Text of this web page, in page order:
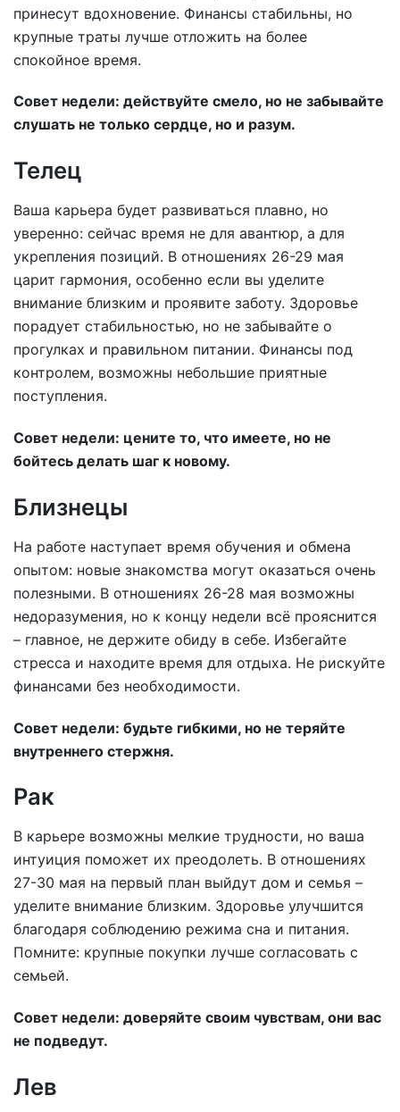
принесут вдохновение. Финансы стабильны, но
крупные траты лучше отложить на более
спокойное время.
Совет недели: действуйте смело, но не забывайте
слушать не только сердце, но и разум.
Телец
Ваша карьера будет развиваться плавно, но
уверенно: сейчас время не для авантюр, а для
укрепления позиций. В отношениях 26-29 мая
царит гармония, особенно если вы уделите
внимание близким и проявите заботу. Здоровье
порадует стабильностью, но не забывайте о
прогулках и правильном питании. Финансы под
контролем, возможны небольшие приятные
поступления.
Совет недели: цените то, что имеете, но не
бойтесь делать шаг к новому.
Близнецы
На работе наступает время обучения и обмена
опытом: новые знакомства могут оказаться очень
полезными. В отношениях 26-28 мая возможны
недоразумения, но к концу недели всё прояснится
– главное, не держите обиду в себе. Избегайте
стресса и находите время для отдыха. Не рискуйте
финансами без необходимости.
Совет недели: будьте гибкими, но не теряйте
внутреннего стержня.
Рак
В карьере возможны мелкие трудности, но ваша
интуиция поможет их преодолеть. В отношениях
27-30 мая на первый план выйдут дом и семья –
уделите внимание близким. Здоровье улучшится
благодаря соблюдению режима сна и питания.
Помните: крупные покупки лучше согласовать с
семьей.
Совет недели: доверяйте своим чувствам, они вас
не подведут.
Лев